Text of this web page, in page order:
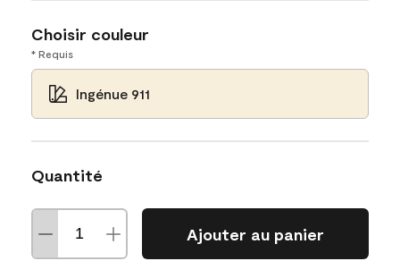
Choisir couleur
* Requis
Ingénue 911
Quantité
Ajouter au panier